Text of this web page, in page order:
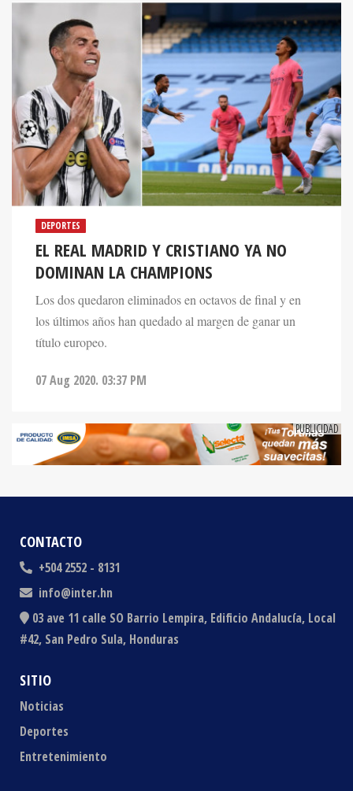
DEPORTES
EL REAL MADRID Y CRISTIANO YA NO
DOMINAN LA CHAMPIONS
Los dos quedaron eliminados en octavos de final y en
los últimos años han quedado al margen de ganar un
título europeo.
07 Aug 2020. 03:37 PM
CONTACTO
+504 2552 - 8131
info@inter.hn
03 ave 11 calle SO Barrio Lempira, Edificio Andalucía, Local
#42, San Pedro Sula, Honduras
SITIO
Noticias
Deportes
Entretenimiento